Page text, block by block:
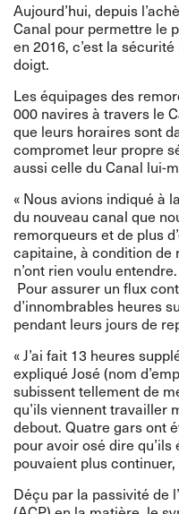
Aujourd’hui, depuis
Canal pour permettre le
en 2016, c’est la
doigt.
Les équipages des
000 navires à travers le
que leurs horaires sont
compromet leur propre
aussi celle du Canal lui-
« Nous avions indiqué à
du nouveau canal que
remorqueurs et de plus
capitaine, à condition de
n’ont rien voulu entendre.
Pour assurer un flux
d’innombrables heures
pendant leurs jours de
« J’ai fait 13 heures
expliqué José (nom
subissent tellement de
qu’ils viennent travailler
debout. Quatre gars ont
pour avoir osé dire
pouvaient plus
Déçu par la passivité de